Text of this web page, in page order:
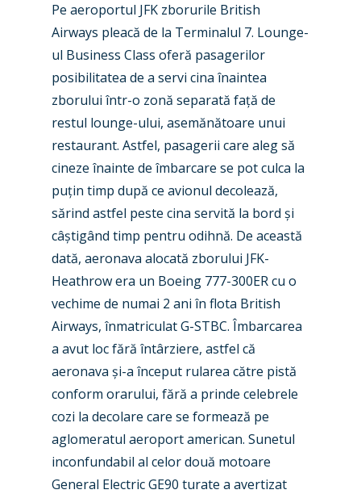
Pe aeroportul JFK zborurile British
Airways pleacă de la Terminalul 7. Lounge-
ul Business Class oferă pasagerilor
posibilitatea de a servi cina înaintea
zborului într-o zonă separată față de
restul lounge-ului, asemănătoare unui
restaurant. Astfel, pasagerii care aleg să
cineze înainte de îmbarcare se pot culca la
puțin timp după ce avionul decolează,
sărind astfel peste cina servită la bord și
câștigând timp pentru odihnă. De această
dată, aeronava alocată zborului JFK-
Heathrow era un Boeing 777-300ER cu o
vechime de numai 2 ani în flota British
Airways, înmatriculat G-STBC. Îmbarcarea
a avut loc fără întârziere, astfel că
aeronava și-a început rularea către pistă
conform orarului, fără a prinde celebrele
cozi la decolare care se formează pe
aglomeratul aeroport american. Sunetul
inconfundabil al celor două motoare
General Electric GE90 turate a avertizat